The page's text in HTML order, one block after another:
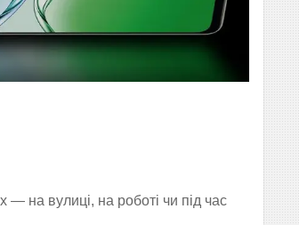
— на вулиці, на роботі чи під час